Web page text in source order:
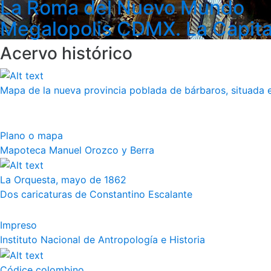
La Roma del Nuevo Mundo
Megalopolis CDMX. La
Acervo histórico
Mapa de la nueva provincia poblada de bárbaros, situada
Plano o mapa
Mapoteca Manuel Orozco y Berra
La Orquesta, mayo de 1862
Dos caricaturas de Constantino Escalante
Impreso
Instituto Nacional de Antropología e Historia